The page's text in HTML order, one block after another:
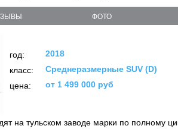
ФОТО
год:
2018
класс:
Среднеразмерные SUV (D)
цена:
от 1 499 000 руб
на тульском заводе марки по полному